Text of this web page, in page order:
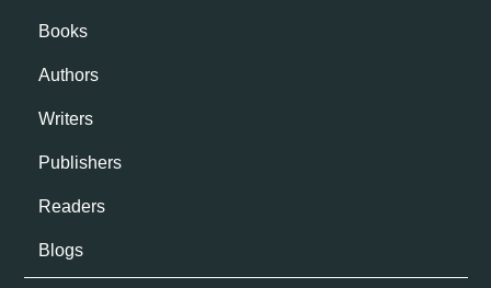
Books
Authors
Writers
Publishers
Readers
Blogs